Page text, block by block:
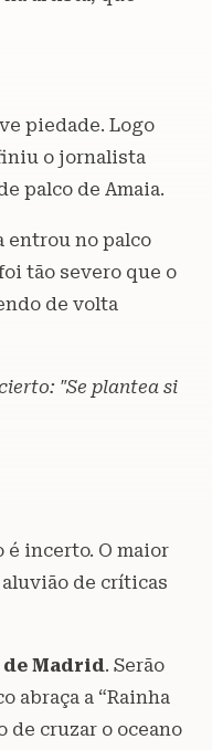
piedade. Logo
o jornalista
palco de Amaia.
entrou no palco
tão severo que o
de volta
"Se plantea si
é incerto. O maior
aluvião de críticas
de Madrid. Serão
abraça a “Rainha
de cruzar o oceano